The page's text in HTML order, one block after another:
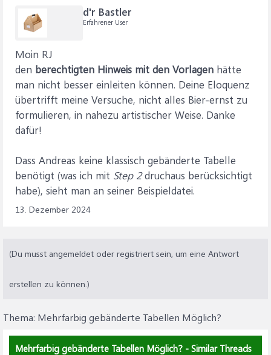
d'r Bastler
Erfahrener User
Moin RJ
den berechtigten Hinweis mit den Vorlagen hätte
man nicht besser einleiten können. Deine Eloquenz
übertrifft meine Versuche, nicht alles Bier-ernst zu
formulieren, in nahezu artistischer Weise. Danke
dafür!
Dass Andreas keine klassisch gebänderte Tabelle
benötigt (was ich mit Step 2druchaus berücksichtigt
habe), sieht man an seiner Beispieldatei.
13. Dezember 2024
(Du musst angemeldet oder registriert sein, um eine Antwort
erstellen zu können.)
Thema: Mehrfarbig gebänderte Tabellen Möglich?
Mehrfarbig gebänderte Tabellen Möglich? - Similar Threads